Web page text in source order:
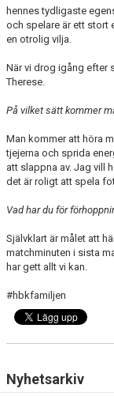
hennes tydligaste
och spelare är ett stort
en otrolig vilja.
När vi drog igång efter
Therese.
På vilket sätt kommer
Man kommer att höra
tjejerna och sprida
att slappna av. Jag vill
det är roligt att spela
Vad har du för
Självklart är målet att
matchminuten i sista
har gett allt vi kan.
#hbkfamiljen
Nyhetsarkiv